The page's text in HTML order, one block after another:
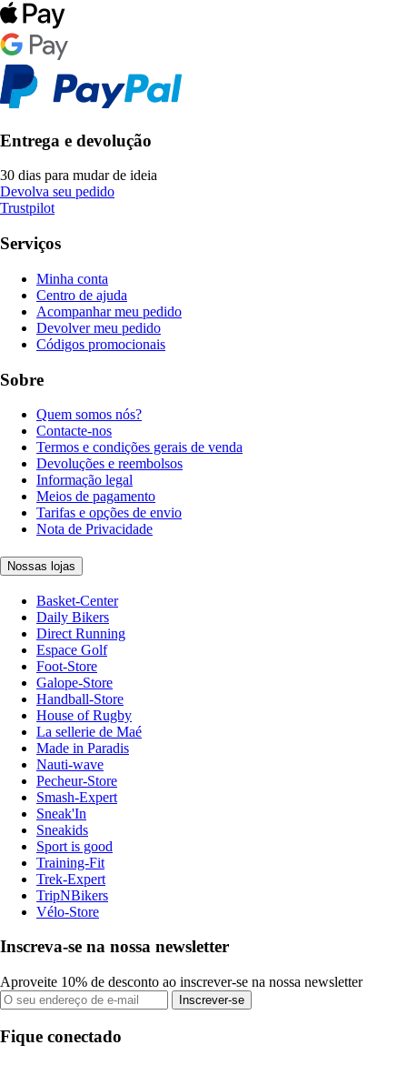
Entrega e devolução
30 dias para mudar de ideia
Devolva seu pedido
Trustpilot
Serviços
Minha conta
Centro de ajuda
Acompanhar meu pedido
Devolver meu pedido
Códigos promocionais
Sobre
Quem somos nós?
Contacte-nos
Termos e condições gerais de venda
Devoluções e reembolsos
Informação legal
Meios de pagamento
Tarifas e opções de envio
Nota de Privacidade
Nossas lojas
Basket-Center
Daily Bikers
Direct Running
Espace Golf
Foot-Store
Galope-Store
Handball-Store
House of Rugby
La sellerie de Maé
Made in Paradis
Nauti-wave
Pecheur-Store
Smash-Expert
Sneak'In
Sneakids
Sport is good
Training-Fit
Trek-Expert
TripNBikers
Vélo-Store
Inscreva-se na nossa newsletter
Aproveite 10% de desconto ao inscrever-se na nossa newsletter
Inscrever-se
Fique conectado